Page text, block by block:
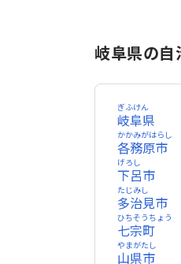
岐阜県の自
岐阜県
ぎふけん
各務原市
かかみがはらし
下呂市
げろし
多治見市
たじみし
七宗町
ひちそうちょう
山県市
やまがたし